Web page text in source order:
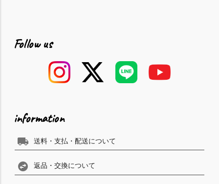
Follow us
information
local_shipping 送料・支払・配送について
swap_horizontal_circle 返品・交換について